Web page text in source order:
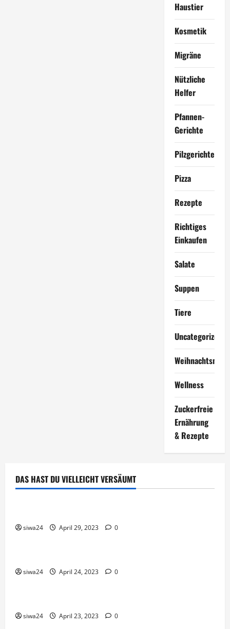
Haustier
Kosmetik
Migräne
Nützliche
Helfer
Pfannen-
Gerichte
Pilzgerichte
Pizza
Rezepte
Richtiges
Einkaufen
Salate
Suppen
Tiere
Uncategorized
Wellness
Zuckerfreie
Ernährung
& Rezepte
DAS HAST DU VIELLEICHT VERSÄUMT
Brot & Brötchen
siwa24 April 29, 2023 0
Pfannen-Gerichte Rezepte
siwa24 April 24, 2023 0
Brot & Brötchen
siwa24 April 23, 2023 0
Brot & Brötchen